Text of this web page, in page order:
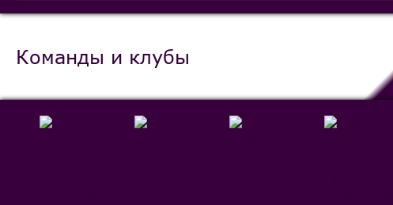
Команды и клубы